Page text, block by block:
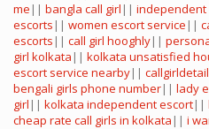
me || bangla call girl || independent
escorts || women escort service ||
escorts || call girl hooghly||
girl kolkata || kolkata unsatisfied
escort service nearby||
bengali girls phone number|| lady
girl || kolkata independent escort||
cheap rate call girls in kolkata || i